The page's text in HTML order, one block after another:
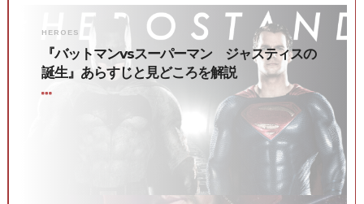
HEROES
『バットマンvsスーパーマン ジャスティスの
誕生』あらすじと見どころを解説